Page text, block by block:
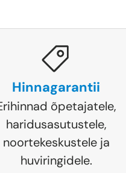
Hinnagarantii
õpetajatele,
haridusasutustele,
noortekeskustele ja
huviringidele.